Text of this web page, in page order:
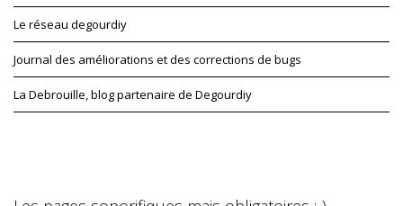
Le réseau degourdiy
Journal des améliorations et des corrections de bugs
La Debrouille, blog partenaire de Degourdiy